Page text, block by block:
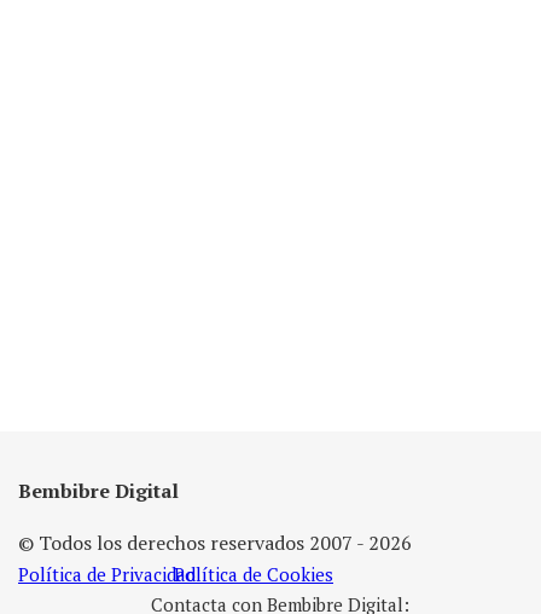
Bembibre Digital
© Todos los derechos reservados 2007 - 2026
Política de PrivacidadPolítica de Cookies
Contacta con Bembibre Digital: